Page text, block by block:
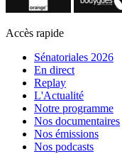
Accès rapide
Sénatoriales 2026
En direct
Replay
L'Actualité
Notre programme
Nos documentaires
Nos émissions
Nos podcasts